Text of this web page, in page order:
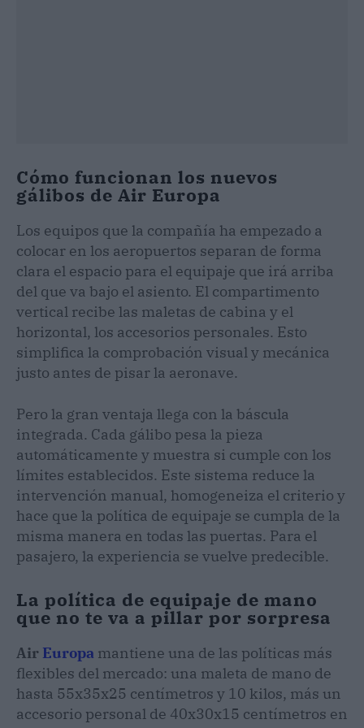
Cómo funcionan los nuevos
gálibos de Air Europa
Los equipos que la compañía ha empezado a
colocar en los aeropuertos separan de forma
clara el espacio para el equipaje que irá arriba
del que va bajo el asiento. El compartimento
vertical recibe las maletas de cabina y el
horizontal, los accesorios personales. Esto
simplifica la comprobación visual y mecánica
justo antes de pisar la aeronave.
Pero la gran ventaja llega con la báscula
integrada. Cada gálibo pesa la pieza
automáticamente y muestra si cumple con los
límites establecidos. Este sistema reduce la
intervención manual, homogeneiza el criterio y
hace que la política de equipaje se cumpla de la
misma manera en todas las puertas. Para el
pasajero, la experiencia se vuelve predecible.
La política de equipaje de mano
que no te va a pillar por sorpresa
Air Europa mantiene una de las políticas más
flexibles del mercado: una maleta de mano de
hasta 55x35x25 centímetros y 10 kilos, más un
accesorio personal de 40x30x15 centímetros en